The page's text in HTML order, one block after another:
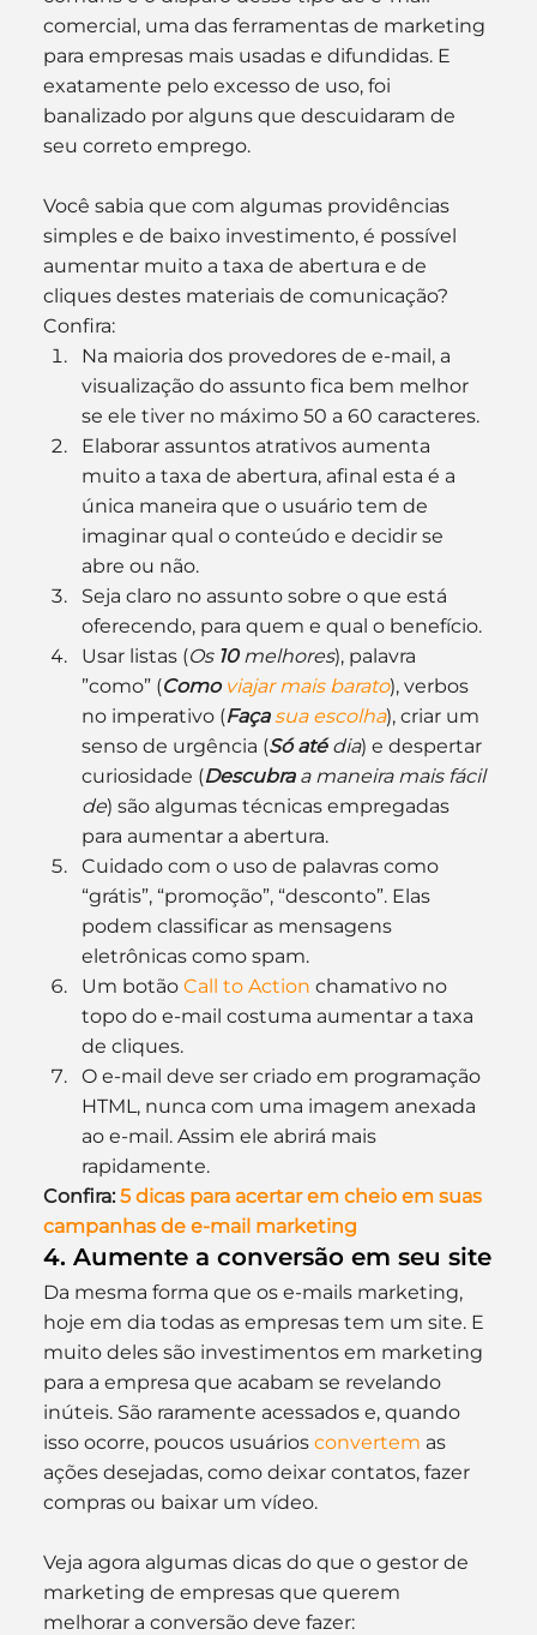
comercial, uma das ferramentas de marketing
para empresas mais usadas e difundidas. E
exatamente pelo excesso de uso, foi
banalizado por alguns que descuidaram de
seu correto emprego.
Você sabia que com algumas providências
simples e de baixo investimento, é possível
aumentar muito a taxa de abertura e de
cliques destes materiais de comunicação?
Confira:
Na maioria dos provedores de e-mail, a
visualização do assunto fica bem melhor
se ele tiver no máximo 50 a 60 caracteres.
Elaborar assuntos atrativos aumenta
muito a taxa de abertura, afinal esta é a
única maneira que o usuário tem de
imaginar qual o conteúdo e decidir se
abre ou não.
Seja claro no assunto sobre o que está
oferecendo, para quem e qual o benefício.
Usar listas (Os 10 melhores), palavra
”como” (Como viajar mais barato), verbos
no imperativo (Faça sua escolha), criar um
senso de urgência (Só até dia) e despertar
curiosidade (Descubra a maneira mais fácil
de) são algumas técnicas empregadas
para aumentar a abertura.
Cuidado com o uso de palavras como
“grátis”, “promoção”, “desconto”. Elas
podem classificar as mensagens
eletrônicas como spam.
Um botão Call to Action chamativo no
topo do e-mail costuma aumentar a taxa
de cliques.
O e-mail deve ser criado em programação
HTML, nunca com uma imagem anexada
ao e-mail. Assim ele abrirá mais
rapidamente.
Confira: 5 dicas para acertar em cheio em suas
campanhas de e-mail marketing
4. Aumente a conversão em seu site
Da mesma forma que os e-mails marketing,
hoje em dia todas as empresas tem um site. E
muito deles são investimentos em marketing
para a empresa que acabam se revelando
inúteis. São raramente acessados e, quando
isso ocorre, poucos usuários convertem as
ações desejadas, como deixar contatos, fazer
compras ou baixar um vídeo.
Veja agora algumas dicas do que o gestor de
marketing de empresas que querem
melhorar a conversão deve fazer: